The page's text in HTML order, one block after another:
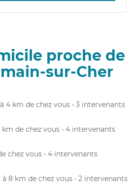
proche de
sur-Cher
à 4 km de chez vous • 3 intervenants
km de chez vous • 4 intervenants
chez vous • 4 intervenants
à 8 km de chez vous • 2 intervenants